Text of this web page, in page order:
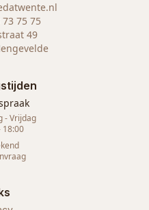
75 75
49
- Vrijdag
18:00